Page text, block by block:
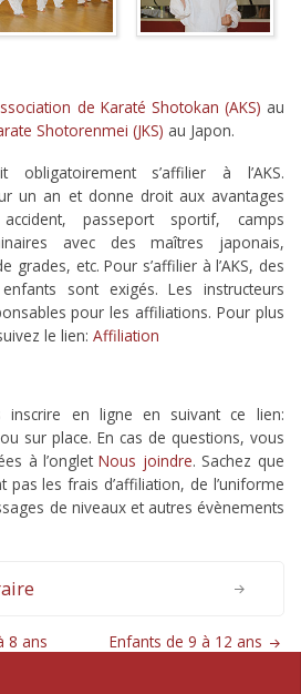
de Karaté Shotokan (AKS) au
Shotorenmei (JKS) au Japon.
obligatoirement s’affilier à l’AKS.
un an et donne droit aux avantages
passeport sportif, camps
avec des maîtres japonais,
grades, etc. Pour s’affilier à l’AKS, des
sont exigés. Les instructeurs
pour les affiliations. Pour plus
le lien:Affiliation
en ligne en suivant ce lien:
ou sur place. En cas de questions, vous
à l’ongletNous joindre. Sachez que
pas les frais d’affiliation, de l’uniforme
de niveaux et autres évènements
8 ans Enfants de 9 à 12 ans